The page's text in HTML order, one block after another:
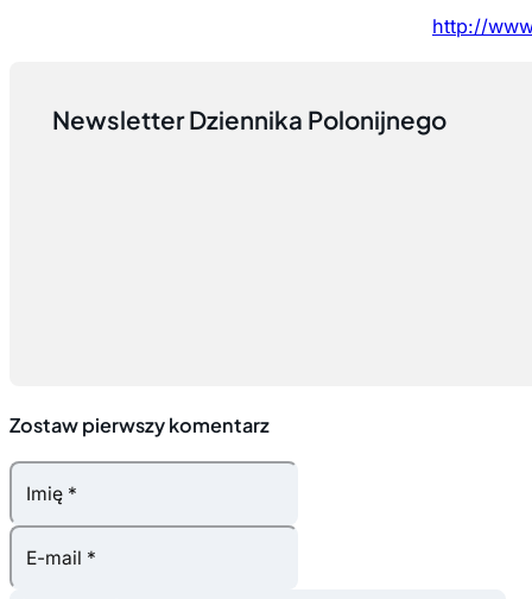
http://
Newsletter Dziennika Polonijnego
Zostaw pierwszy komentarz